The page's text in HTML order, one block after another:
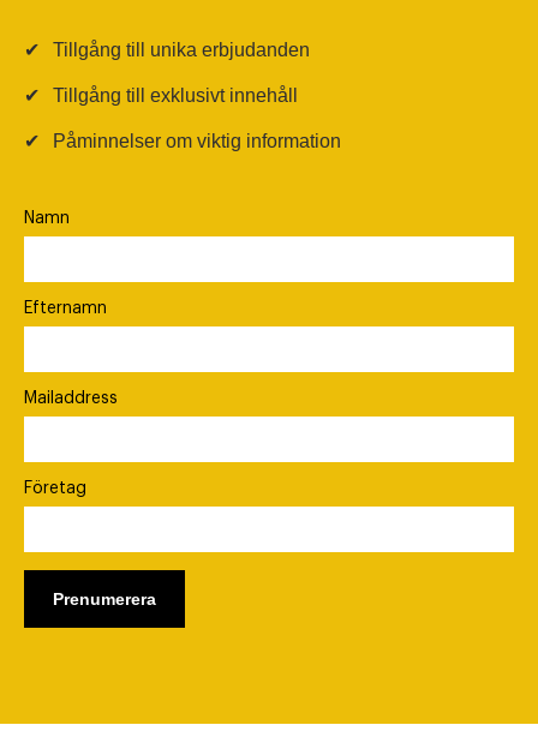
✔ Tillgång till unika erbjudanden
✔ Tillgång till exklusivt innehåll
✔ Påminnelser om viktig information
Namn
Efternamn
Mailaddress
Företag